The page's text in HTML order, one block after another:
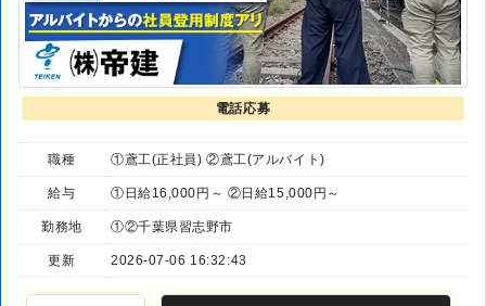
電話応募
職種 ①鳶工(正社員) ②鳶工(アルバイト)
給与 ①日給16,000円～ ②日給15,000円～
勤務地 ①②千葉県習志野市
更新 2026-07-06 16:32:43